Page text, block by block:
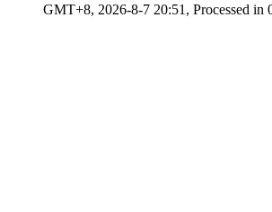
GMT+8, 2026-8-7 20:51, Processed in